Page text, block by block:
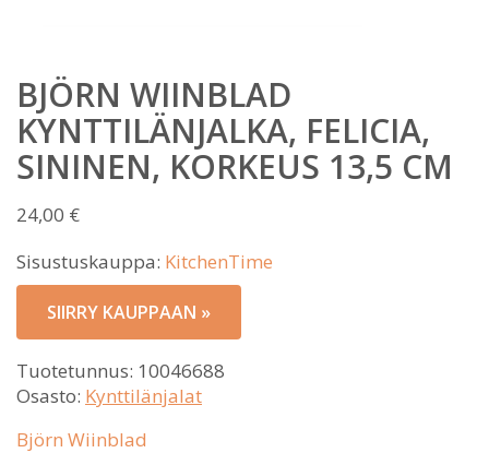
BJÖRN WIINBLAD
KYNTTILÄNJALKA, FELICIA,
SININEN, KORKEUS 13,5 CM
24,00 €
Sisustuskauppa: KitchenTime
SIIRRY KAUPPAAN »
Tuotetunnus: 10046688
Osasto: Kynttilänjalat
Björn Wiinblad